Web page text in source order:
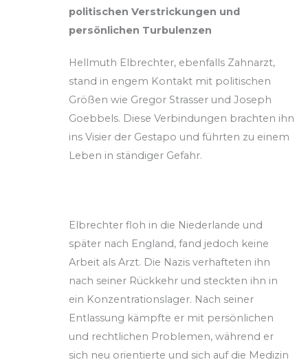
politischen Verstrickungen und
persönlichen Turbulenzen
Hellmuth Elbrechter, ebenfalls Zahnarzt,
stand in engem Kontakt mit politischen
Größen wie Gregor Strasser und Joseph
Goebbels. Diese Verbindungen brachten ihn
ins Visier der Gestapo und führten zu einem
Leben in ständiger Gefahr.
Elbrechter floh in die Niederlande und
später nach England, fand jedoch keine
Arbeit als Arzt. Die Nazis verhafteten ihn
nach seiner Rückkehr und steckten ihn in
ein Konzentrationslager. Nach seiner
Entlassung kämpfte er mit persönlichen
und rechtlichen Problemen, während er
sich neu orientierte und sich auf die Medizin